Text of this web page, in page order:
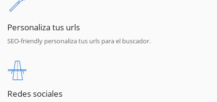
Personaliza tus urls
SEO-friendly personaliza tus urls para el buscador.
Redes sociales